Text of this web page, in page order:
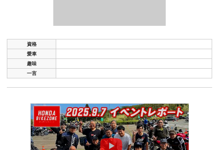
資格
愛車
趣味
一言